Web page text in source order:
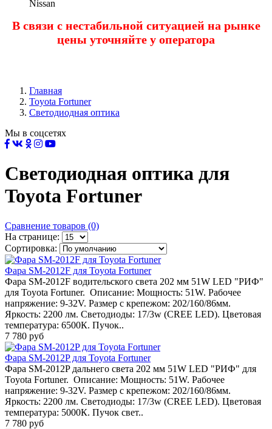
Nissan
В связи с нестабильной ситуацией на рынке
цены уточняйте у оператора
Главная
Toyota Fortuner
Светодиодная оптика
Мы в соцсетях
Светодиодная оптика для
Toyota Fortuner
Сравнение товаров (0)
На странице:
Сортировка:
Фара SM-2012F для Toyota Fortuner
Фара SM-2012F водительского света 202 мм 51W LED "РИФ"
для Toyota Fortuner. Описание: Мощность: 51W. Рабочее
напряжение: 9-32V. Размер с крепежом: 202/160/86мм.
Яркость: 2200 лм. Светодиоды: 17/3w (CREE LED). Цветовая
температура: 6500К. Пучок..
7 780 руб
Фара SM-2012P для Toyota Fortuner
Фара SM-2012P дальнего света 202 мм 51W LED "РИФ" для
Toyota Fortuner. Описание: Мощность: 51W. Рабочее
напряжение: 9-32V. Размер с крепежом: 202/160/86мм.
Яркость: 2200 лм. Светодиоды: 17/3w (CREE LED). Цветовая
температура: 5000К. Пучок свет..
7 780 руб